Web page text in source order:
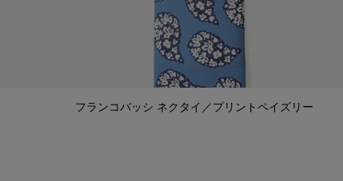
フランコバッシ ネクタイ／プリントペイズリー